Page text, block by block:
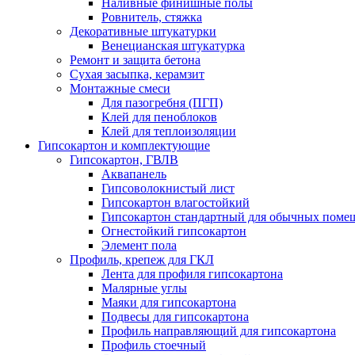
Наливные финишные полы
Ровнитель, стяжка
Декоративные штукатурки
Венецианская штукатурка
Ремонт и защита бетона
Сухая засыпка, керамзит
Монтажные смеси
Для пазогребня (ПГП)
Клей для пеноблоков
Клей для теплоизоляции
Гипсокартон и комплектующие
Гипсокартон, ГВЛВ
Аквапанель
Гипсоволокнистый лист
Гипсокартон влагостойкий
Гипсокартон стандартный для обычных
Огнестойкий гипсокартон
Элемент пола
Профиль, крепеж для ГКЛ
Лента для профиля гипсокартона
Малярные углы
Маяки для гипсокартона
Подвесы для гипсокартона
Профиль направляющий для гипсокартона
Профиль стоечный